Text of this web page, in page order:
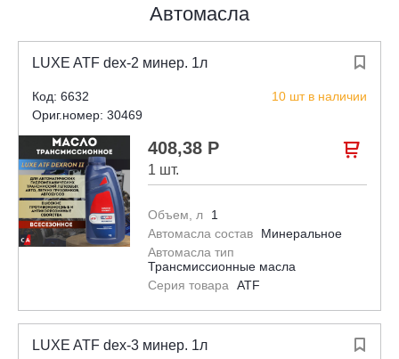
Автомасла

LUXE ATF dex-2 минер. 1л
Код: 6632
10 шт в наличии
Ориг.номер: 30469
408,38 Р
1 шт.

Объем, л
1
Автомасла состав
Минеральное
Автомасла тип
Трансмиссионные масла
Серия товара
ATF

LUXE ATF dex-3 минер. 1л